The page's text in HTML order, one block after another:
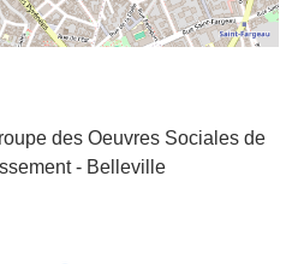
des Oeuvres Sociales de
- Belleville